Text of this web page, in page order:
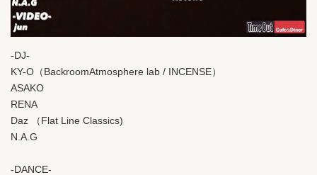
-DJ-
KY-O（BackroomAtmosphere lab / INCENSE）
ASAKO
RENA
Daz （Flat Line Classics)
N.A.G
-DANCE-